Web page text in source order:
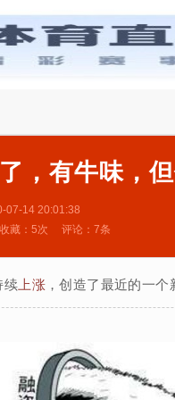
，有牛味，
07-14 20:01:38
收藏：5次 评论：7条
续 上涨 ，创造了最近的一